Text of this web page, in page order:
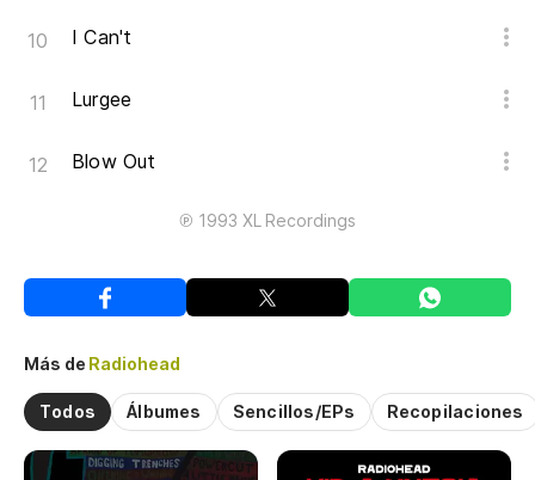
I Can't
Lurgee
Blow Out
℗ 1993 XL Recordings
Más de Radiohead
Todos Álbumes Sencillos/EPs Recopilaciones